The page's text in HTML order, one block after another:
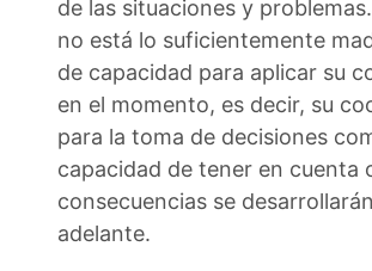
de las situaciones y
no está lo suficientemente
de capacidad para aplicar su
en el momento, es decir, su
para la toma de decisiones
capacidad de tener en cuenta
consecuencias se
adelante.